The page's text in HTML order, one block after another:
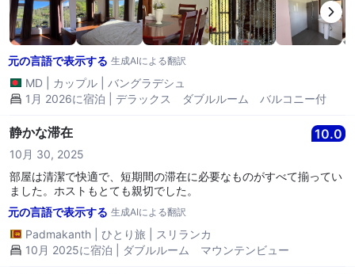
元の言語で表示する 生成AIによる翻訳
MD カップル
バングラデシュ
1月 2026に宿泊 | デラックス ダブルルーム バルコニー付
静かな滞在 10.0
10月 30, 2025
部屋は清潔で快適で、短期間の滞在に必要なものがすべて揃ってい
ました。ホストもとても親切でした。
元の言語で表示する 生成AIによる翻訳
Padmakanth ひとり旅
スリランカ
10月 2025に宿泊 | ダブルルーム マウンテンビュー